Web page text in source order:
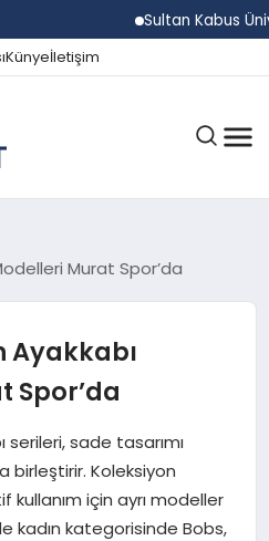
Sultan Kabus
Künyeİletişim
Murat Spor’da
Ayakkabı
Spor’da
serileri, sade tasarımı
birleştirir. Koleksiyon
kullanım için ayrı modeller
kadın kategorisinde Bobs,